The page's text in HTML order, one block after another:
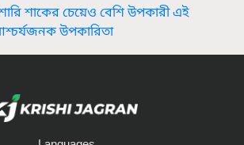
শাকের চেয়েও বেশি উপকারী এই
উপকারিতা